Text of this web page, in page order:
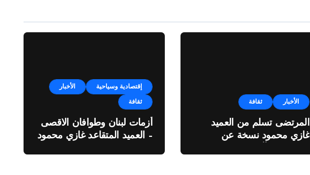
الأخبار ثقافة
المرتضى تسلم من العميد
غازي محمود نسخة عن
إقتصادية وسياحية الأخبار
ثقافة
أزمات لبنان وطوافان الاقصى
– العميد المتقاعد غازي محمود